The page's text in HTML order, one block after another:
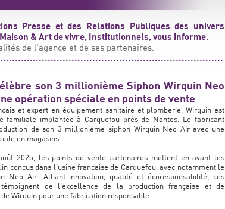
Presse et des Relations Publiques des univers
& Art de vivre, Institutionnels, vous informe.
de l'agence et de ses partenaires.
son 3 millionième Siphon Wirquin Neo
opération spéciale en points de vente
et expert en équipement sanitaire et plomberie, Wirquin est
familiale implantée à Carquefou près de Nantes. Le fabricant
de son 3 millionième siphon Wirquin Neo Air avec une
en magasins.
2025, les points de vente partenaires mettent en avant les
conçus dans l'usine française de Carquefou, avec notamment le
Neo Air. Alliant innovation, qualité et écoresponsabilité, ces
témoignent de l'excellence de la production française et de
Wirquin pour une fabrication responsable.